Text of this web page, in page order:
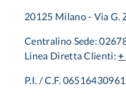
20125 Milano - Via G.
Centralino Sede:
Linea Diretta Clienti:+
P.I. / C.F. 06516430961